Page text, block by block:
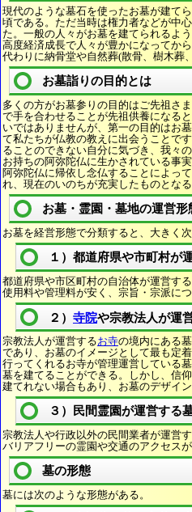
現代のような墓石を使ったお墓が建て
頃である。ただ当時は権力者などが中
た。一般の人々がお墓を建てられるよ
高度経済成長で人々が豊かになってか
代わりに納骨堂や自然葬(散骨、樹木葬
お墓詣りの目的とは
多くの方がお墓参りの目的はご先祖さ
で手を合わせることが先祖供養になる
いではありませんが、第一の目的はお
て私たちが仏教の教えに出会うことで
ることのできない自分に気づき、我々
お持ちの阿弥陀仏に生かされている事
阿弥陀仏に帰依し念仏することによっ
れ、現在のいのちが充実したものとなる
お墓・霊園・墓地の運営形
お墓を経営形態で分類すると、大きく
１）都道府県や市町村が
都道府県や市区町村の自治体が運営す
使用料や管理料が安く、宗旨・宗派につ
２） 寺院や宗教法人が運
宗教法人が運営するお寺の境内にある
であり、お墓のイメージとして最も定
行ってくれるお寺が管理運営している
墓を建てることができる。しかし、信
建てれない場合もあり、お墓のデザイ
３）民間霊園が運営する
宗教法人や行政以外の民間業者が運営
バリアフリーの霊園や交通のアクセスが
墓の形態
墓には次のような形態がある。